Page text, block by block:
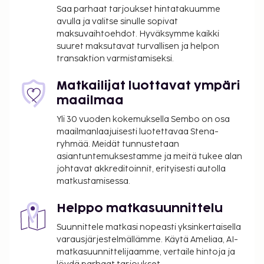
matkatavarasäilytys. Voit rentoutua ja hemmotella
itseäsi palveluihin kuuluvassa täyden palvelun
kylpylässä. Tämä hotelli on kätevä kohde, sillä se
sijaitsee aivan rinteiden yhteydessä. Hotellista
sauna. Tämän hotellin palveluihin kuuluu ilmainen
langaton internetyhteys ja suksivarasto. Enfants
päiväsi nauttimalla muutama drinkki baarissa.
Lisämaksusta voit ostaa myös buffetaamiaisen.
Tämän majoituspaikan virallisen tähtiluokituksen on
myöntänyt Ranskan turismin kehitysjärjestö ATOUT.
Majoituspaikka on suljettu 30. 8ta – 12. 12ta.
Majoituspaikka veloittaa seuraavat paikan päällä
suoritettavat maksut. Maksuihin saattaa sisältyä
sovellettavat verot:
Kaupungin perimä vero: 2.60 EUR per henkilö
Saa parhaat tarjoukset hintatakuumme
avulla ja valitse sinulle sopivat
maksuvaihtoehdot. Hyväksymme kaikki
suuret maksutavat turvallisen ja helpon
transaktion varmistamiseksi.
Matkailijat luottavat ympäri
maailmaa
Yli 30 vuoden kokemuksella Sembo on osa
maailmanlaajuisesti luotettavaa Stena-
ryhmää. Meidät tunnustetaan
asiantuntemuksestamme ja meitä tukee alan
johtavat akkreditoinnit, erityisesti autolla
matkustamisessa.
Helppo matkasuunnittelu
Suunnittele matkasi nopeasti yksinkertaisella
varausjärjestelmällämme. Käytä Ameliaa, AI-
matkasuunnittelijaamme, vertaile hintoja ja